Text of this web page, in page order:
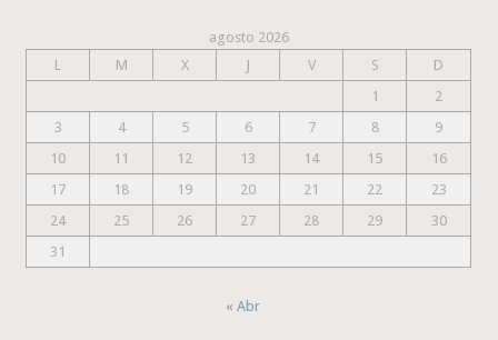
agosto 2026
L
M X J V S
D
1
2
3
4 5 6 7 8
9
10
11 12 13 14 15
16
17
18 19 20 21 22
23
24
25 26 27 28 29
30
31
« Abr